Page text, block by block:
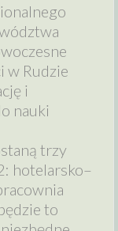
w Rudzie
i
nauki
trzy
hotelarsko–
to